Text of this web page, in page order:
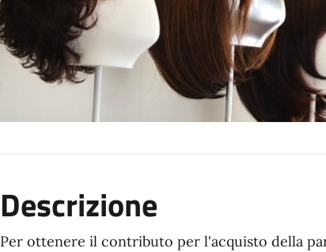
Descrizione
Per ottenere il contributo per l'acquisto della